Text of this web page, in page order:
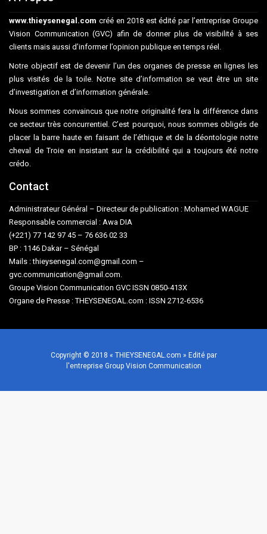
www.thieysenegal.com créé en 2018 est édité par l’entreprise Groupe
Vision Communication (GVC) afin de donner plus de visibilité à ses
clients mais aussi d’informer l’opinion publique en temps réel.
Notre objectif est de devenir l’un des organes de presse en lignes les
plus visités de la toile. Notre site d’information se veut être un site
d’investigation et d’information générale.
Nous sommes convaincus que notre originalité fera la différence dans
ce secteur très concurrentiel. C’est pourquoi, nous sommes obligés de
placer la barre haute en faisant de l’éthique et de la déontologie notre
cheval de Troie en insistant sur la crédibilité qui a toujours été notre
crédo.
Contact
Administrateur Général – Directeur de publication : Mohamed WAGUE
Responsable commercial : Awa DIA
(+221) 77 142 97 45 – 76 636 02 33
BP : 1146 Dakar – Sénégal
Mails : thieysenegal.com@gmail.com –
gvc.communication@gmail.com.
Groupe Vision Communication GVC ISSN 0850-413X
Organe de Presse : THEYSENEGAL.com : ISSN 2712-6536
Copyright © 2018 « THIEYSENEGAL.com » Edité par
l'entreprise Group Vision Communication